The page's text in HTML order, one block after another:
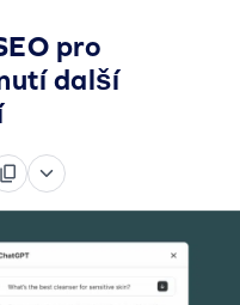
pro
další